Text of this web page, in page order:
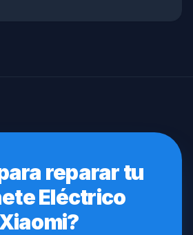
reparar tu
Eléctrico
Xiaomi?